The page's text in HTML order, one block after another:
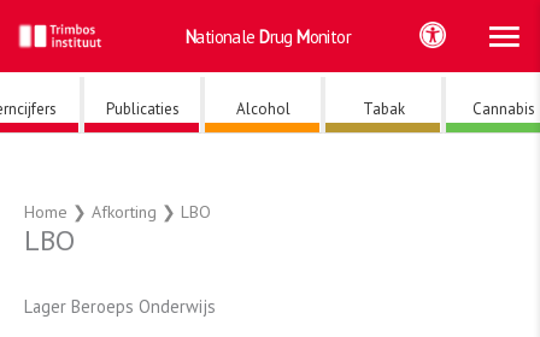
naar
de
inhoud
Nationale Drug Monitor
Publicaties Alcohol Tabak Cannabis
Home ❯ Afkorting ❯ LBO
LBO
Lager Beroeps Onderwijs